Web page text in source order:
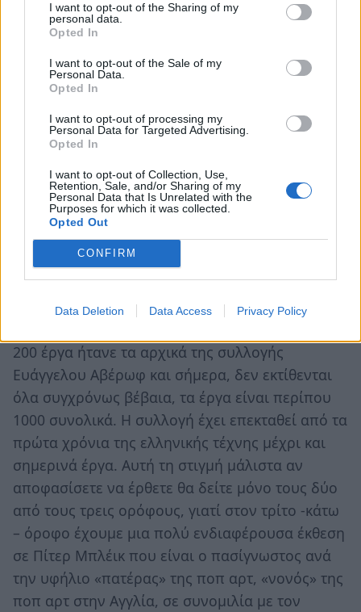
I want to opt-out of the Sharing of my
personal data.
Opted In
I want to opt-out of the Sale of my
Personal Data.
Opted In
I want to opt-out of processing my
Personal Data for Targeted Advertising.
Opted In
I want to opt-out of Collection, Use,
Retention, Sale, and/or Sharing of my
Personal Data that Is Unrelated with the
Purposes for which it was collected.
Opted Out
CONFIRM
Data Deletion Data Access Privacy Policy
Στη συνέχεια, η Τατιάνα Αβέρωφ, πρόεδρος του
Ιδρύματος Αβέρωφ εξέφρασε την χαρά της για
πρωτεύουσα καλώντας τον κόσμο να επισκεφθεί
το ίδρυμα και να δει από κοντά τα χιλιάδες έργα
που περιλαμβάνει. Ανέφερε σε σύντομη
παρέμβασή της: «Η Καλαμάτα είναι η 10η πόλη
όπου ταξιδεύει η πινακοθήκη Αβέρωφ. Έχουμε
πάει σχεδόν σε όλες τις πόλεις από
Θεσσαλονίκη, Αθήνα, Χανιά, Βόλο, έτσι μικρές
ενότητες. εδώ απόψε θα τα δείτε μια πολύ
ωραία παρουσίαση 45 έργων εάν έρθετε στο
200 έργα ήτανε τα αρχικά της συλλογής
Ευάγγελου Αβέρωφ και σήμερα, δεν εκτίθενται
όλα συγχρόνως βέβαια, τα έργα είναι περίπου
1000 συνολικά. Η συλλογή έχει επεκταθεί από τα
πρώτα χρόνια της ελληνικής τέχνης μέχρι και
σημερινά έργα. Αυτή τη στιγμή μάλιστα αν
αποφασίσετε να έρθετε θα δείτε μόνο τους δύο
από τους τρεις ορόφους, γιατί στον τρίτο -κάτω
– όροφο έχουμε μια πολύ ενδιαφέρουσα έκθεση
σε Πίτερ Μπλέικ που είναι ο πασίγνωστος ανά
την υφήλιο «πατέρας» της ποπ αρτ, «νονός» της
ποπ αρτ στην Αγγλία, σε συνομιλία με τον